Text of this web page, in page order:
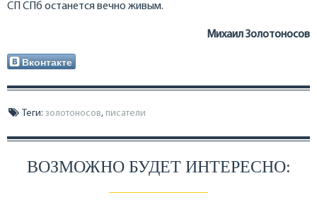
СП СПб останется вечно живым.
Михаил Золотоносов
Вконтакте
Теги: золотоносов, писатели
ВОЗМОЖНО БУДЕТ ИНТЕРЕСНО: